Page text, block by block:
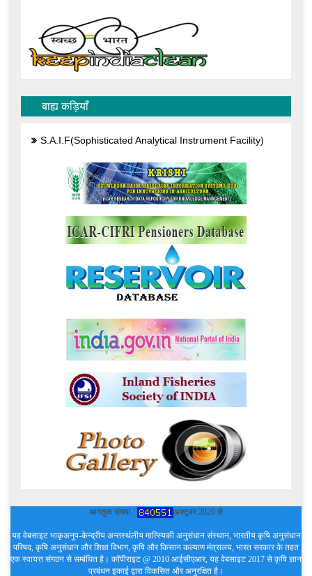
बाह्य कड़ियाँ
S.A.I.F(Sophisticated Analytical Instrument Facility)
आगंतुक संख्या : अक्टूबर 2020 से
यह वेबसाइट भाकृअनुप-केन्द्रीय अन्तर्स्थलीय मात्स्यिकी अनुसंधान संस्थान, भारतीय कृषि अनुसंधान
परिषद, कृषि अनुसंधान और शिक्षा विभाग, कृषि और किसान कल्याण मंत्रालय, भारत सरकार के तहत
एक स्वायत्त संगठन से सम्बंधित है। कॉपीराइट @ 2010 आईसीएआर, यह वेबसाइट 2017 से कृषि ज्ञान
प्रबंधन इकाई द्वारा विकसित और अनुरक्षित है।